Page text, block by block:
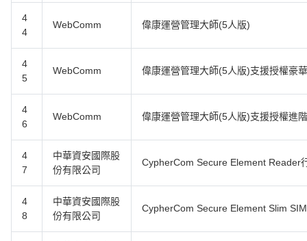
4
4
WebComm 偉康運營管理大師(5人版)
4
5
WebComm 偉康運營管理大師(5人版)支援授權豪
4
6
WebComm 偉康運營管理大師(5人版)支援授權進
4
7
中華資安國際股
份有限公司
CypherCom Secure Element Reader
4
8
中華資安國際股
份有限公司
CypherCom Secure Element Slim